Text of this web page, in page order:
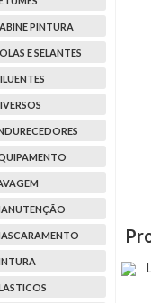
PINTURA
E SELANTES